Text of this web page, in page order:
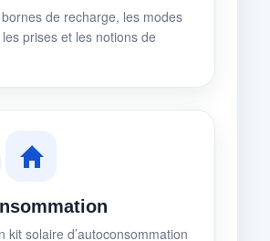
de recharge, les modes
prises et les notions de
kit solaire d’autoconsommation